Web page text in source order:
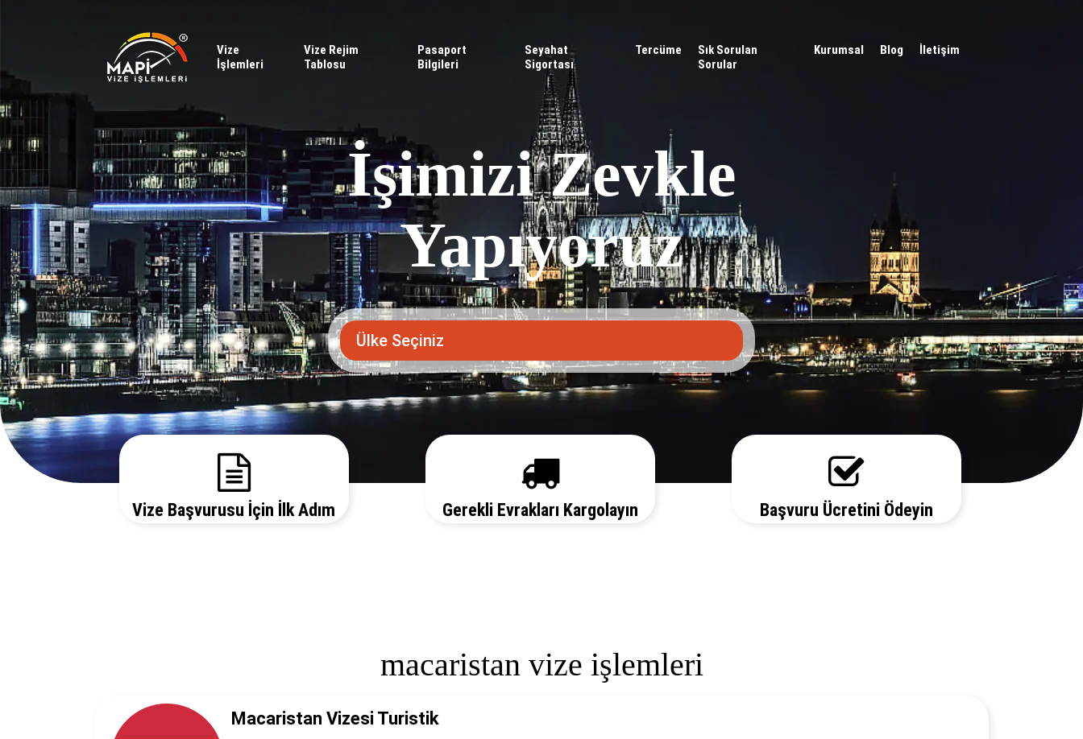
Vize
İşlemleri
Vize Rejim
Tablosu
Pasaport
Bilgileri
Seyahat
Sigortası
Tercüme
Sık Sorulan
Sorular
Kurumsal Blog İletişim
İşimizi Zevkle
Yapıyoruz
Vize Başvurusu İçin İlk Adım Gerekli Evrakları Kargolayın Başvuru Ücretini Ödeyin
macaristan vize işlemleri
Macaristan Vizesi Turistik